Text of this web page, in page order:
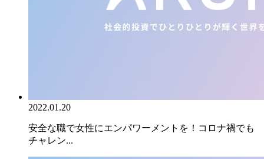
2022.01.20
安全な職で女性にエンパワーメントを！コロナ禍でも
チャレン...